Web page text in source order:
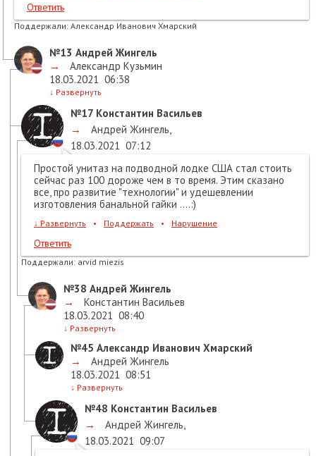
Ответить
Поддержали: Александр Иванович Хмарский
№13 Андрей Жингель
→
Александр Кузьмин
18.03.2021 06:38
↓ Развернуть
№17 Константин Васильев
→
Андрей Жингель,
18.03.2021 07:12
Простой унитаз на подводной лодке США стал стоить
сейчас раз 100 дороже чем в то время. Этим сказано
все, про развитие "технологии" и удешевлении
изготовления банальной гайки ....:)
↓ Развернуть • Поддержать • Нарушение
Ответить
Поддержали: arvid miezis
№38 Андрей Жингель
→
Константин Васильев
18.03.2021 08:40
↓ Развернуть
№45 Александр Иванович Хмарский
→
Андрей Жингель
18.03.2021 08:51
↓ Развернуть
№48 Константин Васильев
→
Андрей Жингель,
18.03.2021 09:07